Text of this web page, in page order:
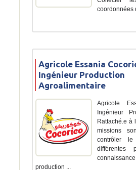
coordonnées
Agricole Essania
Ingénieur Production
Agroalimentaire
Agricole
Ingénieur
Rattaché.e à
missions
contrôler
différentes
production ...